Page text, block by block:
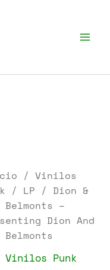
/Vinilos
/ LP / Dion &
Belmonts –
Dion And
Belmonts
Vinilos Punk